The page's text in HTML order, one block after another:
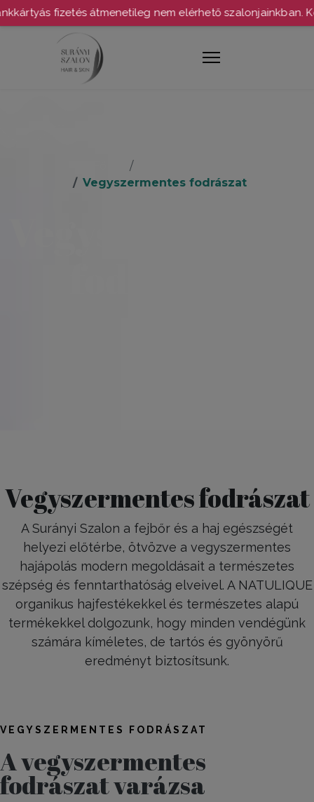
fizetés átmenetileg nem elérhető szalonjainkban.
Vegyszermentes fodrászat
Vegyszermentes fodrászat
A Surányi Szalon a fejbőr és a haj egészségét
helyezi előtérbe, ötvözve a vegyszermentes
hajápolás modern megoldásait a természetes
szépség és fenntarthatóság elveivel. A NATULIQUE
organikus hajfestékekkel és természetes alapú
termékekkel dolgozunk, hogy minden vendégünk
számára kíméletes, de tartós és gyönyörű
eredményt biztosítsunk.
VEGYSZERMENTES FODRÁSZAT
A vegyszermentes
fodrászat varázsa